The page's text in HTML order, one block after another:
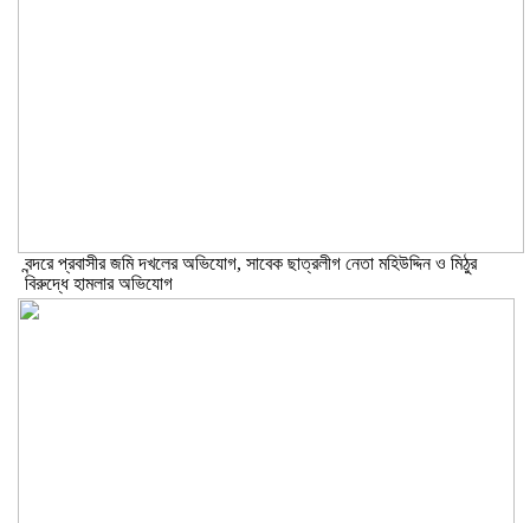
বন্দরে প্রবাসীর জমি দখলের অভিযোগ, সাবেক ছাত্রলীগ নেতা মহিউদ্দিন ও মিঠুর
বিরুদ্ধে হামলার অভিযোগ